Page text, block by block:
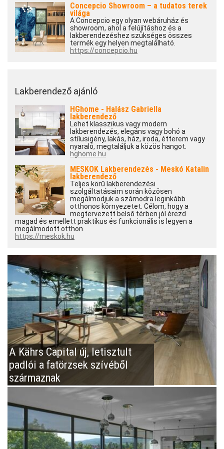
Concepcio Showroom – a tudatos terek
világa
A Concepcio egy olyan webáruház és
showroom, ahol a felújításhoz és a
lakberendezéshez szükséges összes
termék egy helyen megtalálható.
https://concepcio.hu
Lakberendező ajánló
HGhome - Halász Gabriella
lakberendező
Lehet klasszikus vagy modern
lakberendezés, elegáns vagy bohó a
stílusigény, lakás, ház, iroda, étterem vagy
nyaraló, megtaláljuk a közös hangot.
hghome.hu
MESKOK Lakberendezés - Meskó Katalin
lakberendező
Teljes körű lakberendezési
szolgáltatásaim során közösen
megálmodjuk a számodra leginkább
otthonos környezetet. Célom, hogy a
megtervezett belső térben jól érezd
magad és emellett praktikus és funkcionális is legyen a
megálmodott otthon.
https://meskok.hu
A Kährs Capital új, letisztult
padlói a fatörzsek szívéből
származnak